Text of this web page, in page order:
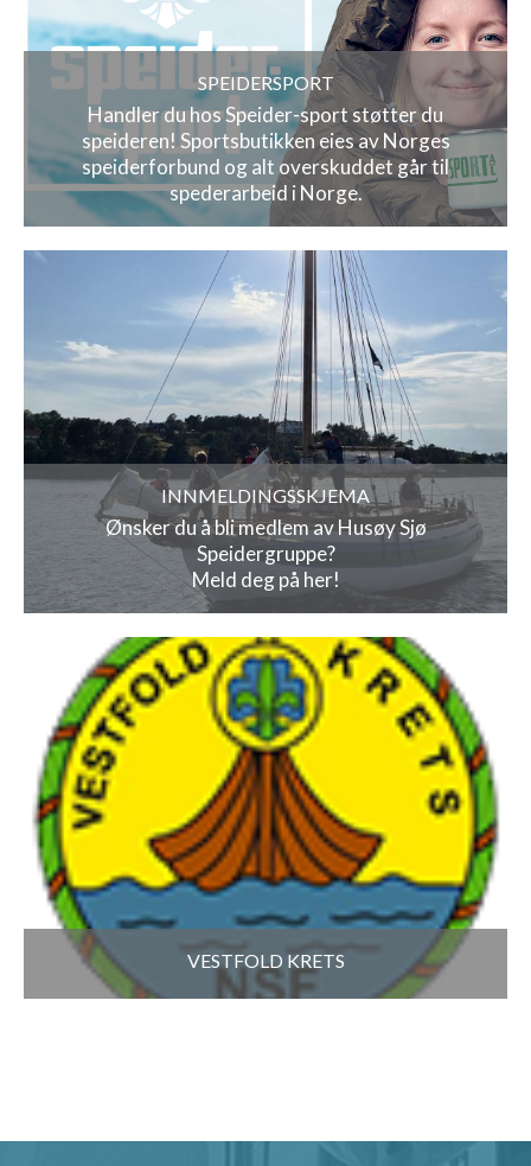
SPEIDERSPORT
Handler du hos Speider-sport støtter du
speideren! Sportsbutikken eies av Norges
speiderforbund og alt overskuddet går til
spederarbeid i Norge.
INNMELDINGSSKJEMA
Ønsker du å bli medlem av Husøy Sjø
Speidergruppe?
Meld deg på her!
VESTFOLD KRETS